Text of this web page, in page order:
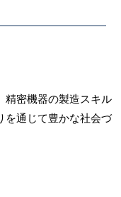
精密機器の製造スキル
を通じて豊かな社会づ